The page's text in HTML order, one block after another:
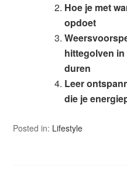
Hoe je met
opdoet
hittegolven
duren
Leer
die je
Posted in: Lifestyle